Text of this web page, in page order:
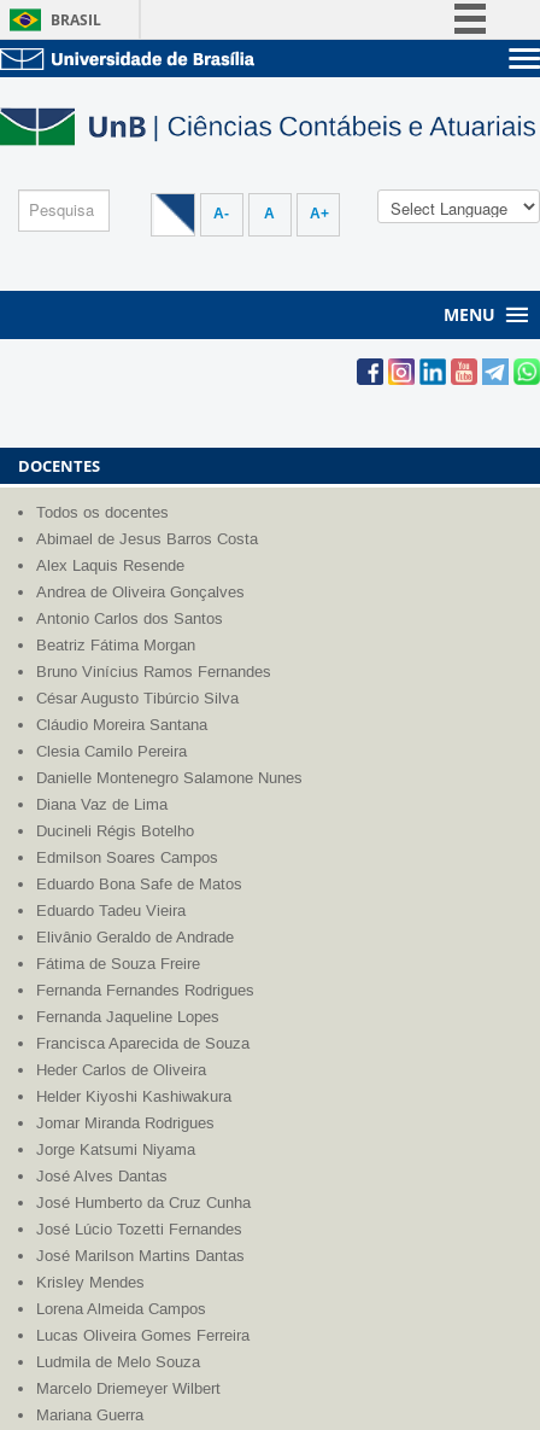
BRASIL
Participe
Legislação
Unidades acadêmicas
Estude na UnB
Administração
Servidor
A- A A+
MENU
DOCENTES
Todos os docentes
Abimael de Jesus Barros Costa
Alex Laquis Resende
Andrea de Oliveira Gonçalves
Antonio Carlos dos Santos
Beatriz Fátima Morgan
Bruno Vinícius Ramos Fernandes
César Augusto Tibúrcio Silva
Cláudio Moreira Santana
Clesia Camilo Pereira
Danielle Montenegro Salamone Nunes
Diana Vaz de Lima
Ducineli Régis Botelho
Edmilson Soares Campos
Eduardo Bona Safe de Matos
Eduardo Tadeu Vieira
Elivânio Geraldo de Andrade
Fátima de Souza Freire
Fernanda Fernandes Rodrigues
Fernanda Jaqueline Lopes
Francisca Aparecida de Souza
Heder Carlos de Oliveira
Helder Kiyoshi Kashiwakura
Jomar Miranda Rodrigues
Jorge Katsumi Niyama
José Alves Dantas
José Humberto da Cruz Cunha
José Lúcio Tozetti Fernandes
José Marilson Martins Dantas
Krisley Mendes
Lorena Almeida Campos
Lucas Oliveira Gomes Ferreira
Ludmila de Melo Souza
Marcelo Driemeyer Wilbert
Mariana Guerra